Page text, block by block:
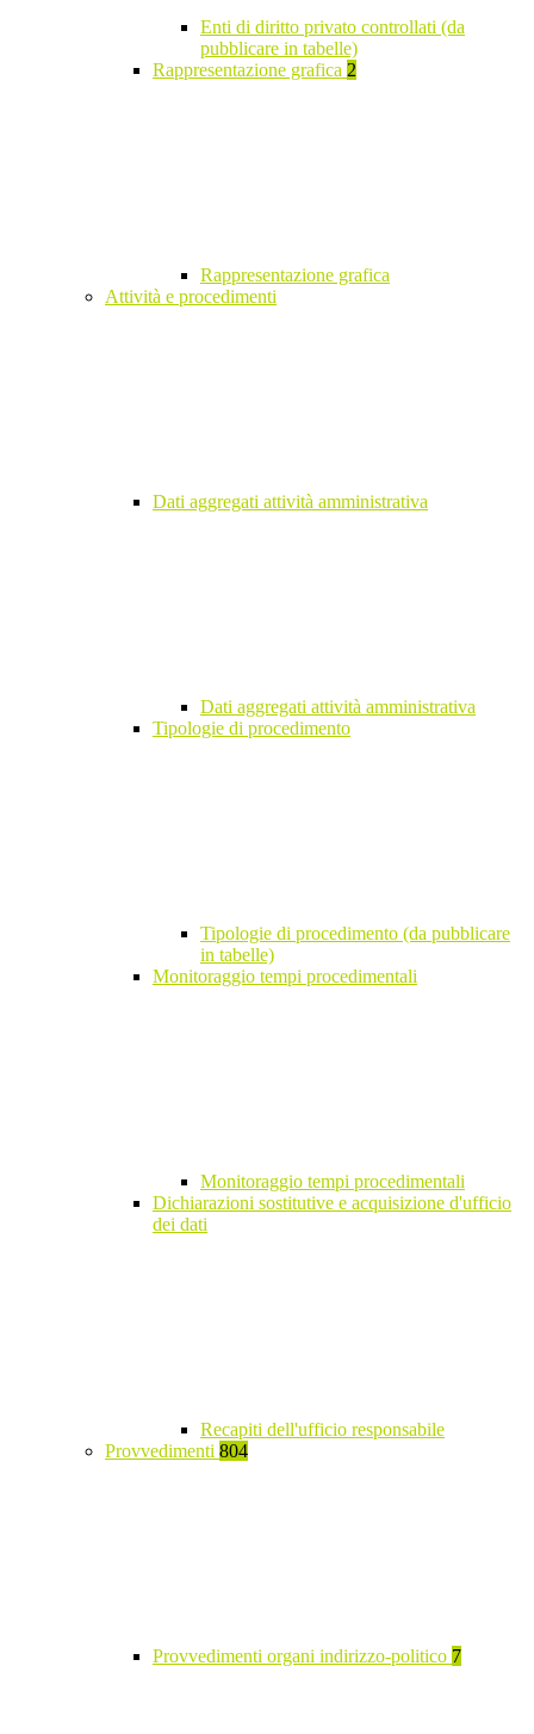
Enti di diritto privato controllati (da
pubblicare in tabelle)
Rappresentazione grafica 2
Rappresentazione grafica
Attività e procedimenti
Dati aggregati attività amministrativa
Dati aggregati attività amministrativa
Tipologie di procedimento
Tipologie di procedimento (da pubblicare
in tabelle)
Monitoraggio tempi procedimentali
Monitoraggio tempi procedimentali
Dichiarazioni sostitutive e acquisizione d'ufficio
dei dati
Recapiti dell'ufficio responsabile
Provvedimenti 804
Provvedimenti organi indirizzo-politico 7